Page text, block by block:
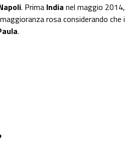
. Prima India nel maggio 2014,
rosa considerando che i
.